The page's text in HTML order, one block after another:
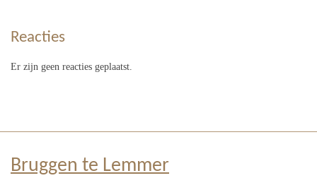
Reacties
Er zijn geen reacties geplaatst.
Bruggen te Lemmer